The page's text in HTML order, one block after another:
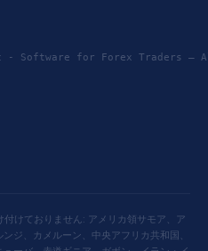
- Software for Forex
けておりません: アメリカ領サモア、ア
ジ、カメルーン、中央アフリカ共和国、